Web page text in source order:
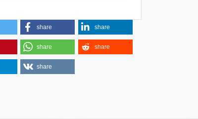
share share
share share
share